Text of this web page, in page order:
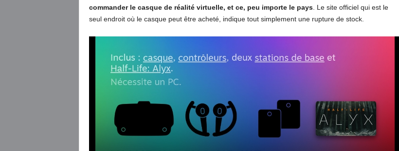
commander le casque de réalité virtuelle, et ce, peu importe le pays. Le site officiel qui est le
seul endroit où le casque peut être acheté, indique tout simplement une rupture de stock.